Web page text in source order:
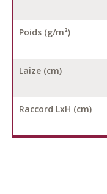
Poids (g/m²)
Laize (cm)
Raccord LxH (cm)